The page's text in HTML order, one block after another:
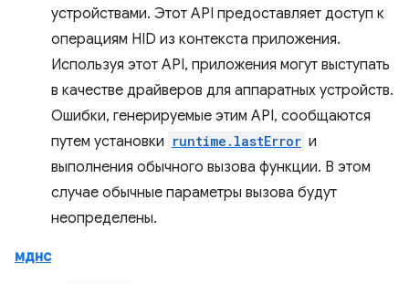
устройствами. Этот API предоставляет доступ к
операциям HID из контекста приложения.
Используя этот API, приложения могут выступать
в качестве драйверов для аппаратных устройств.
Ошибки, генерируемые этим API, сообщаются
путем установки runtime.lastError и
выполнения обычного вызова функции. В этом
случае обычные параметры вызова будут
неопределены.
мднс